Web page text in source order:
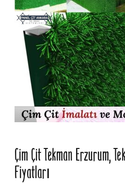
Çim Çit Tekman Erzurum,
Fiyatları